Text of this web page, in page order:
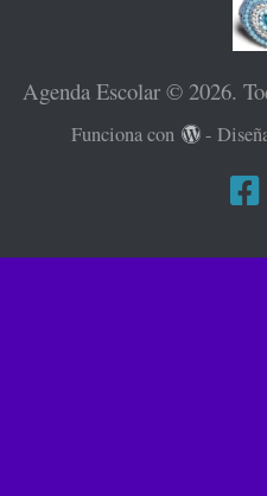
Agenda Escolar © 2026.
Funciona con -